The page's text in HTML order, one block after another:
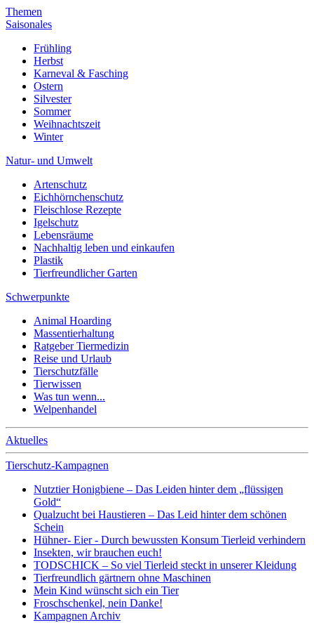
Themen
Saisonales
Frühling
Herbst
Karneval & Fasching
Ostern
Silvester
Sommer
Weihnachtszeit
Winter
Natur- und Umwelt
Artenschutz
Eichhörnchenschutz
Fleischlose Rezepte
Igelschutz
Lebensräume
Nachhaltig leben und einkaufen
Plastik
Tierfreundlicher Garten
Schwerpunkte
Animal Hoarding
Massentierhaltung
Ratgeber Tiermedizin
Reise und Urlaub
Tierschutzfälle
Tierwissen
Was tun wenn...
Welpenhandel
Aktuelles
Tierschutz-Kampagnen
Nutztier Honigbiene – Das Leiden hinter dem „flüssigen
Gold“
Qualzucht bei Haustieren – Das Leid hinter dem schönen
Schein
Hühner- Eier - Durch bewussten Konsum Tierleid verhindern
Insekten, wir brauchen euch!
TODSCHICK – So viel Tierleid steckt in unserer Kleidung
Tierfreundlich gärtnern ohne Maschinen
Mein Kind wünscht sich ein Tier
Froschschenkel, nein Danke!
Kampagnen Archiv